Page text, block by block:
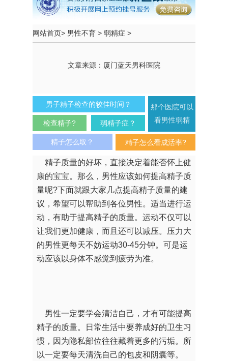
网站首页> 男性不育 > 弱精症 >
文章来源：厦门蓝天男科医院
男子精子检查的较佳时间？
检查精子? 弱精子症？
那个医院可以
看男性弱精
精子怎么取？ 精子怎么看成活率?
精子质量的好坏，直接决定着能否怀上健
康的宝宝。那么，男性应该如何提高精子质
量呢?下面就跟大家几点提高精子质量的建
议，希望可以帮助到各位男性。适当进行运
动，有助于提高精子的质量。运动不仅可以
让我们更加健康，而且还可以减压。压力大
的男性更每天不妨运动30-45分钟。可是运
动应该以身体不感觉到疲劳为准。
男性一定要学会清洁自己，才有可能提高
精子的质量。日常生活中要养成好的卫生习
惯，因为隐私部位往往藏着更多的污垢。所
以一定要每天清洗自己的包皮和阴囊等。